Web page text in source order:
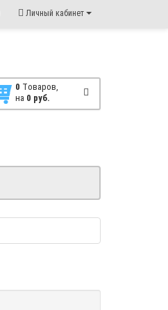
Личный кабинет
0 Tоваров,
на 0 руб.